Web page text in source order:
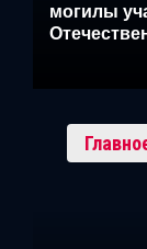
могилы